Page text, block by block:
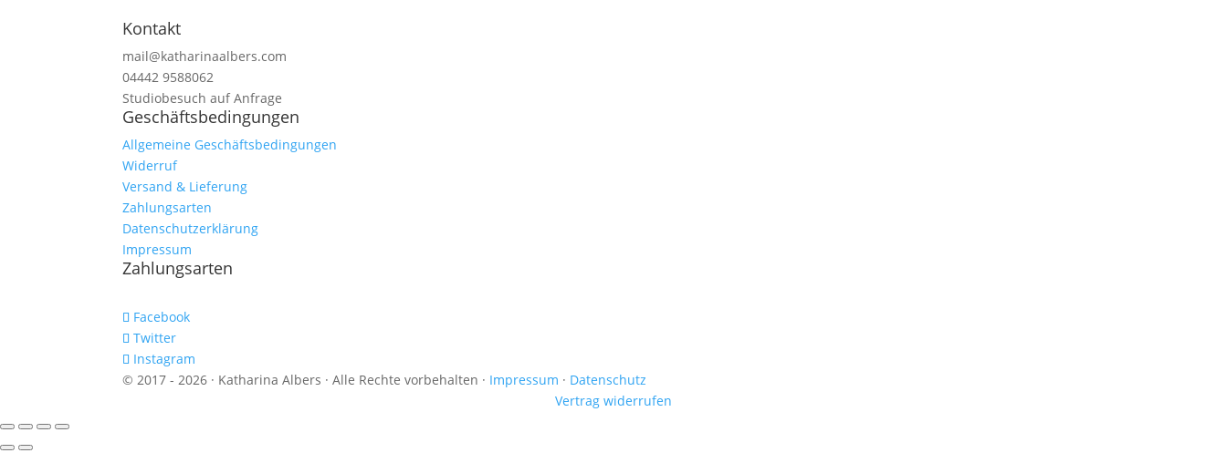
Kontakt
mail@katharinaalbers.com
04442 9588062
Studiobesuch auf Anfrage
Geschäftsbedingungen
Allgemeine Geschäftsbedingungen
Widerruf
Versand & Lieferung
Zahlungsarten
Datenschutzerklärung
Impressum
Zahlungsarten
Facebook
Twitter
Instagram
© 2017 - 2026 · Katharina Albers · Alle Rechte vorbehalten · Impressum · Datenschutz
Vertrag widerrufen